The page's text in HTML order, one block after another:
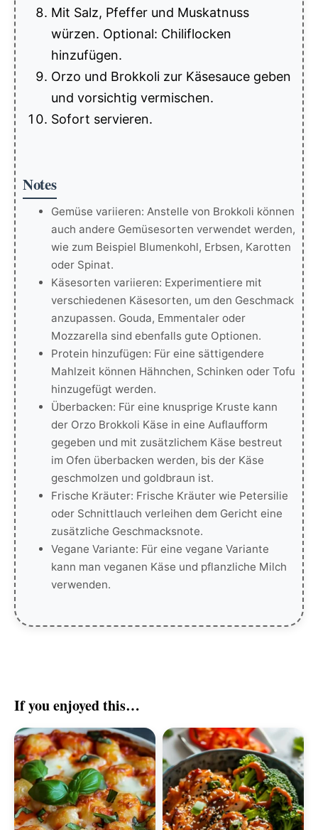
Mit Salz, Pfeffer und Muskatnuss
würzen. Optional: Chiliflocken
hinzufügen.
Orzo und Brokkoli zur Käsesauce geben
und vorsichtig vermischen.
Sofort servieren.
Notes
Gemüse variieren: Anstelle von Brokkoli können
auch andere Gemüsesorten verwendet werden,
wie zum Beispiel Blumenkohl, Erbsen, Karotten
oder Spinat.
Käsesorten variieren: Experimentiere mit
verschiedenen Käsesorten, um den Geschmack
anzupassen. Gouda, Emmentaler oder
Mozzarella sind ebenfalls gute Optionen.
Protein hinzufügen: Für eine sättigendere
Mahlzeit können Hähnchen, Schinken oder Tofu
hinzugefügt werden.
Überbacken: Für eine knusprige Kruste kann
der Orzo Brokkoli Käse in eine Auflaufform
gegeben und mit zusätzlichem Käse bestreut
im Ofen überbacken werden, bis der Käse
geschmolzen und goldbraun ist.
Frische Kräuter: Frische Kräuter wie Petersilie
oder Schnittlauch verleihen dem Gericht eine
zusätzliche Geschmacksnote.
Vegane Variante: Für eine vegane Variante
kann man veganen Käse und pflanzliche Milch
verwenden.
If you enjoyed this…